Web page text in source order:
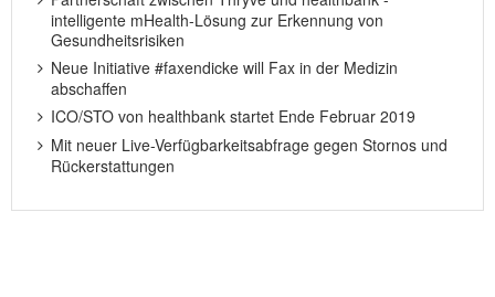
intelligente mHealth-Lösung zur Erkennung von
Gesundheitsrisiken
Neue Initiative #faxendicke will Fax in der Medizin
abschaffen
ICO/STO von healthbank startet Ende Februar 2019
Mit neuer Live-Verfügbarkeitsabfrage gegen Stornos und
Rückerstattungen